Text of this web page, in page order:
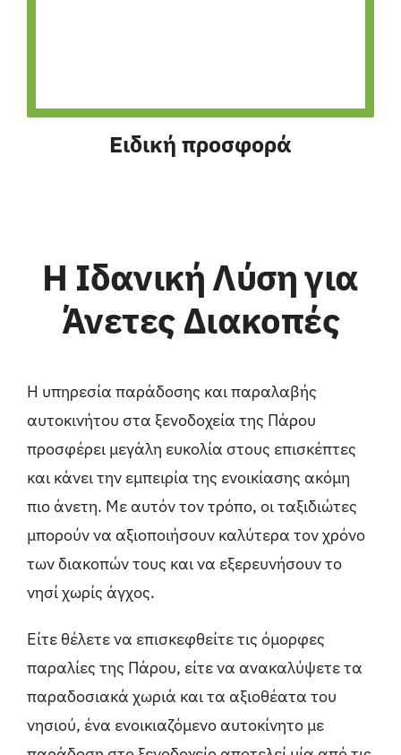
Ειδική προσφορά
Η Ιδανική Λύση για
Άνετες Διακοπές
Η υπηρεσία παράδοσης και παραλαβής
αυτοκινήτου στα ξενοδοχεία της Πάρου
προσφέρει μεγάλη ευκολία στους επισκέπτες
και κάνει την εμπειρία της ενοικίασης ακόμη
πιο άνετη. Με αυτόν τον τρόπο, οι ταξιδιώτες
μπορούν να αξιοποιήσουν καλύτερα τον χρόνο
των διακοπών τους και να εξερευνήσουν το
νησί χωρίς άγχος.
Είτε θέλετε να επισκεφθείτε τις όμορφες
παραλίες της Πάρου, είτε να ανακαλύψετε τα
παραδοσιακά χωριά και τα αξιοθέατα του
νησιού, ένα ενοικιαζόμενο αυτοκίνητο με